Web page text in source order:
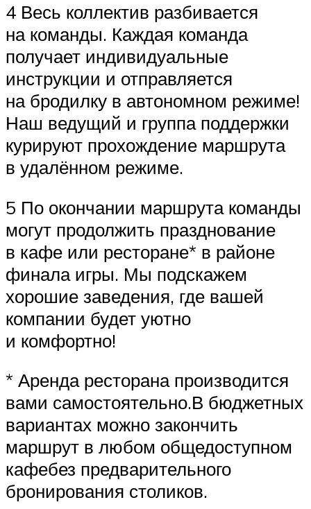
4 Весь коллектив разбивается
на команды. Каждая команда
получает индивидуальные
инструкции и отправляется
на бродилку в автономном режиме!
Наш ведущий и группа поддержки
курируют прохождение маршрута
в удалённом режиме.
5 По окончании маршрута команды
могут продолжить празднование
в кафе или ресторане* в районе
финала игры. Мы подскажем
хорошие заведения, где вашей
компании будет уютно
и комфортно!
* Аренда ресторана производится
вами самостоятельно.В бюджетных
вариантах можно закончить
маршрут в любом общедоступном
кафебез предварительного
бронирования столиков.